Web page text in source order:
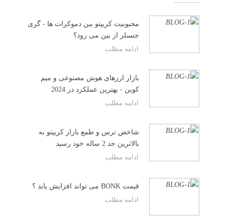
محبوبیت کریپتو بین دموکرات ها - گری
جنسلر از بین می رود؟
ادامه مطلب
بازار ارزهای هوش مصنوعی و میم
کوین - بهترین عملکرد در 2024
ادامه مطلب
شاخص ترس و طمع بازار کریپتو به
بالاترین حد 2 ساله خود رسید
ادامه مطلب
قیمت BONK می تواند افزایش یابد ؟
ادامه مطلب